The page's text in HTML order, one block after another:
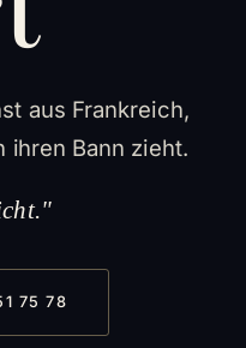
aus Frankreich,
ihren Bann zieht.
75 78